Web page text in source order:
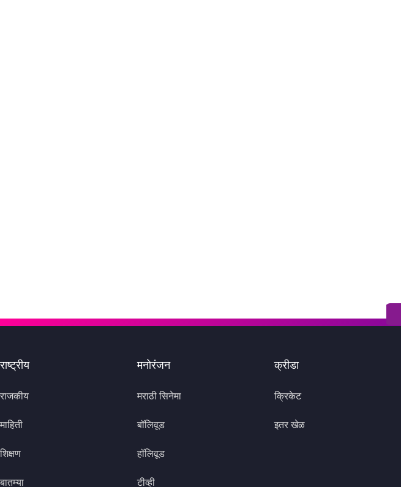
राष्ट्रीय
राजकीय
माहिती
शिक्षण
बातम्या
मनोरंजन
मराठी सिनेमा
बॉलिवूड
हॉलिवूड
टीव्ही
क्रीडा
क्रिकेट
इतर खेळ